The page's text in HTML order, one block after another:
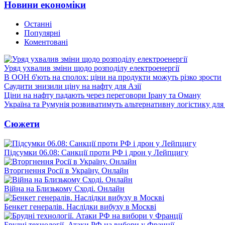
Новини економіки
Останні
Популярні
Коментовані
Уряд ухвалив зміни щодо розподілу електроенергії
В ООН б'ють на сполох: ціни на продукти можуть різко зрости
Саудити знизили ціну на нафту для Азії
Ціни на нафту падають через переговори Ірану та Оману
Україна та Румунія розвиватимуть альтернативну логістику
Сюжети
Підсумки 06.08: Санкції проти РФ і дрон у Лейпцигу
Вторгнення Росії в Україну. Онлайн
Війна на Близькому Сході. Онлайн
Бенкет генералів. Наслідки вибуху в Москві